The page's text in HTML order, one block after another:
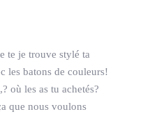
te je trouve stylé ta
les batons de couleurs!
où les as tu achetés?
que nous voulons